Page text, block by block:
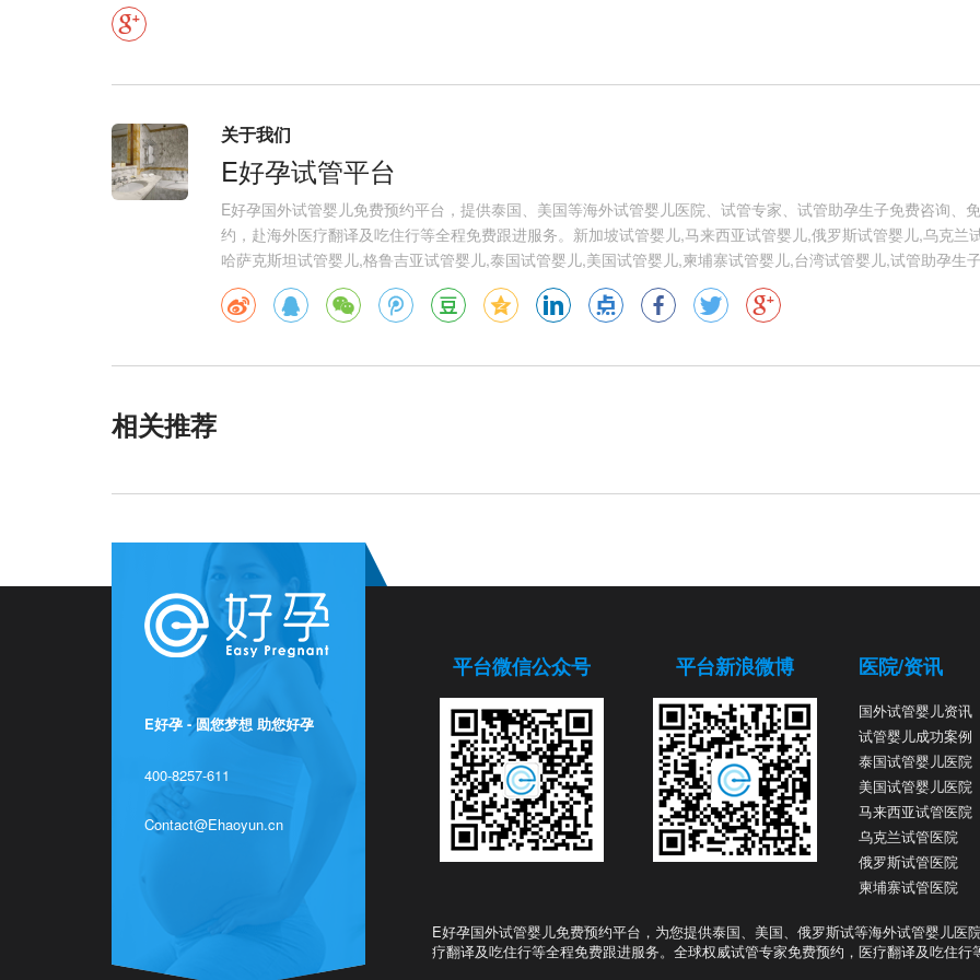
关于我们
E好孕试管平台
E好孕国外试管婴儿免费预约平台，提供泰国、美国等海外试管婴儿医院、试管专家、试管助孕生子免费咨询、
约，赴海外医疗翻译及吃住行等全程免费跟进服务。新加坡试管婴儿,马来西亚试管婴儿,俄罗斯试管婴儿,乌克兰
哈萨克斯坦试管婴儿,格鲁吉亚试管婴儿,泰国试管婴儿,美国试管婴儿,柬埔寨试管婴儿,台湾试管婴儿,试管助孕生子
相关推荐
E好孕 - 圆您梦想 助您好孕
400-8257-611
Contact@Ehaoyun.cn
平台微信公众号 平台新浪微博 医院/资讯
国外试管婴儿资讯
试管婴儿成功案例
泰国试管婴儿医院
美国试管婴儿医院
马来西亚试管医院
乌克兰试管医院
俄罗斯试管医院
柬埔寨试管医院
E好孕国外试管婴儿免费预约平台，为您提供泰国、美国、俄罗斯试等海外试管婴儿
疗翻译及吃住行等全程免费跟进服务。全球权威试管专家免费预约，医疗翻译及吃住行